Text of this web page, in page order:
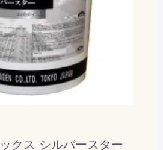
クス シルバースター